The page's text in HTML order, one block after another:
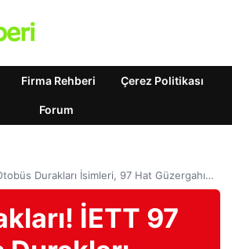
Firma Rehberi Çerez Politikası
Forum
Durakları İsimleri, 97 Hat Güzergahı…
İETT 97